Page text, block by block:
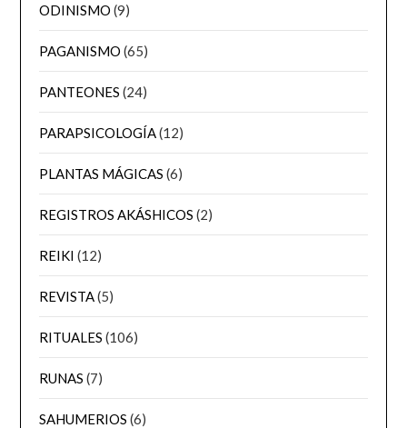
ODINISMO (9)
PAGANISMO (65)
PANTEONES (24)
PARAPSICOLOGÍA(12)
PLANTAS MÁGICAS (6)
REGISTROS AKÁSHICOS (2)
REIKI (12)
REVISTA(5)
RITUALES (106)
RUNAS (7)
SAHUMERIOS (6)